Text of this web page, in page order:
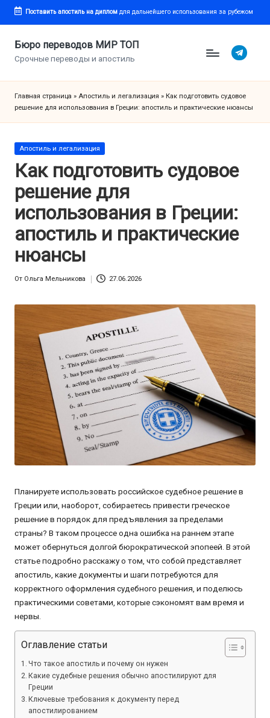
Перейти
содержимому
Поставить апостиль на дипломдля дальнейшего использования за рубежом
Бюро переводов МИР ТОП
Срочные переводы и апостиль
Telegram
Главная страница » Апостиль и легализация » Как подготовить судовое
решение для использования в Греции: апостиль и практические нюансы
Опубликовано
Апостиль и легализация
Как подготовить судовое
решение для
использования в Греции:
апостиль и практические
нюансы
От Ольга Мельникова 27.06.2026
Планируете использовать российское судебное решение в
Греции или, наоборот, собираетесь привести греческое
решение в порядок для предъявления за пределами
страны? В таком процессе одна ошибка на раннем этапе
может обернуться долгой бюрократической эпопеей. В этой
статье подробно расскажу о том, что собой представляет
апостиль, какие документы и шаги потребуются для
корректного оформления судебного решения, и поделюсь
практическими советами, которые сэкономят вам время и
нервы.
Оглавление статьи
Что такое апостиль и почему он нужен
Какие судебные решения обычно апостилируют для
Греции
Ключевые требования к документу перед
апостилированием